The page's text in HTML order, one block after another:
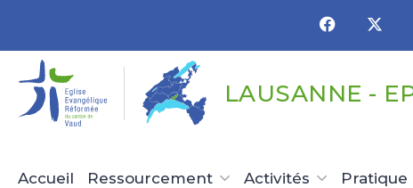
LAUSANNE -
Accueil Ressourcement Activités Pratique